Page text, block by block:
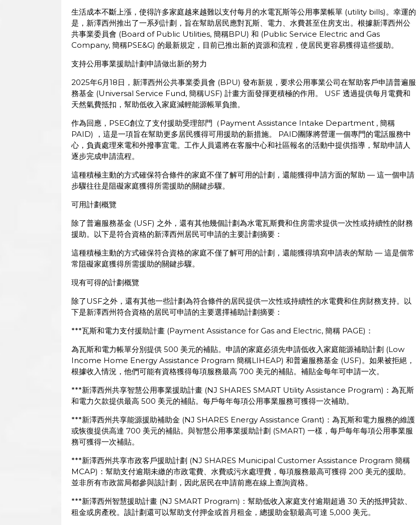
生活成本不斷上漲，使得許多家庭越來越難以支付每月的水電瓦斯等公用事業帳單 (utility bills)。幸運的
是，新澤西州推出了一系列計劃，旨在幫助居民應對瓦斯、電力、水費甚至住房支出。根據新澤西州公
共事業委員會 (Board of Public Utilities, 簡稱BPU) 和 (Public Service Electric and Gas
Company, 簡稱PSE&G) 的最新規定，目前已推出新的資源和流程，使居民更容易獲得這些援助。
支持公用事業援助計劃申請做出新的努力
2025年6月18日，新澤西州公共事業委員會 (BPU) 發布新規，要求公用事業公司在幫助客戶申請普遍服
務基金 (Universal Service Fund, 簡稱USF) 計畫方面發揮更積極的作用。 USF 透過提供每月電費和
天然氣費抵扣，幫助低收入家庭減輕能源帳單負擔。
作為回應，PSEG創立了支付援助受理部門（Payment Assistance Intake Department , 簡稱
PAID) ，這是一項旨在幫助更多居民獲得可用援助的新措施。 PAID團隊將營運一個專門的電話服務中
心，負責處理來電和外撥事宜電。工作人員還將在客服中心和社區報名的活動中提供指導，幫助申請人
逐步完成申請流程。
這種積極主動的方式確保符合條件的家庭不僅了解可用的計劃，還能獲得申請方面的幫助 — 這一個申請
步驟往往是阻礙家庭獲得所需援助的關鍵步驟。
可用計劃概覽
除了普遍服務基金 (USF) 之外，還有其他幾個計劃為水電瓦斯費和住房需求提供一次性或持續性的財務
援助。以下是符合資格的新澤西州居民可申請的主要計劃摘要：
這種積極主動的方式確保符合資格的家庭不僅了解可用的計劃，還能獲得填寫申請表的幫助 — 這是個常
常阻礙家庭獲得所需援助的關鍵步驟。
現有可得的計劃概覽
除了USF之外，還有其他一些計劃為符合條件的居民提供一次性或持續性的水電費和住房財務支持。以
下是新澤西州符合資格的居民可申請的主要選擇補助計劃摘要：
***瓦斯和電力支付援助計畫 (Payment Assistance for Gas and Electric, 簡稱 PAGE)：
為瓦斯和電力帳單分別提供 500 美元的補貼。申請的家庭必須先申請低收入家庭能源補助計劃 (Low
Income Home Energy Assistance Program 簡稱LIHEAP) 和普遍服務基金 (USF)。如果被拒絕，
根據收入情況，他們可能有資格獲得每項服務最高 700 美元的補貼。補貼金每年可申請一次。
***新澤西州共享智慧公用事業援助計畫 (NJ SHARES SMART Utility Assistance Program)：為瓦斯
和電力欠款提供最高 500 美元的補貼。每戶每年每項公用事業服務可獲得一次補助。
***新澤西州共享能源援助補助金 (NJ SHARES Energy Assistance Grant)：為瓦斯和電力服務的維護
或恢復提供高達 700 美元的補貼。與智慧公用事業援助計劃 (SMART) 一樣，每戶每年每項公用事業服
務可獲得一次補貼。
***新澤西州共享市政客戶援助計劃 (NJ SHARES Municipal Customer Assistance Program 簡稱
MCAP)：幫助支付逾期未繳的市政電費、水費或污水處理費，每項服務最高可獲得 200 美元的援助。
並非所有市政當局都參與該計劃，因此居民在申請前應在線上查詢資格。
***新澤西州智慧援助計畫 (NJ SMART Program)：幫助低收入家庭支付逾期超過 30 天的抵押貸款、
租金或房產稅。該計劃還可以幫助支付押金或首月租金，總援助金額最高可達 5,000 美元。